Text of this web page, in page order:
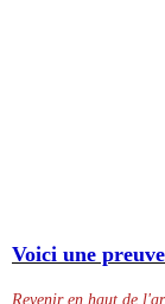
Voici une
Revenir en haut de